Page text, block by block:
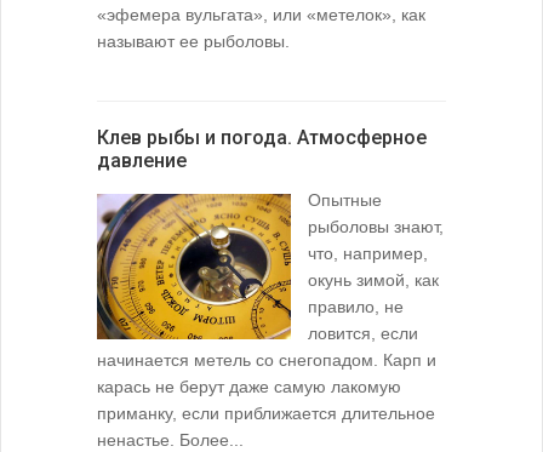
«эфемера вульгата», или «метелок», как
называют ее рыболовы.
Клев рыбы и погода. Атмосферное
давление
Опытные
рыболовы знают,
что, например,
окунь зимой, как
правило, не
ловится, если
начинается метель со снегопадом. Карп и
карась не берут даже самую лакомую
приманку, если приближается длительное
ненастье. Более...